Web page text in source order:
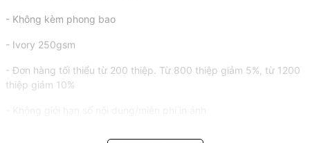
- Không kèm phong bao
- Ivory 250gsm
- Đơn hàng tối thiểu từ 200 thiệp. Từ 800 thiệp giảm 5%, từ 1200
thiệp giảm 10%